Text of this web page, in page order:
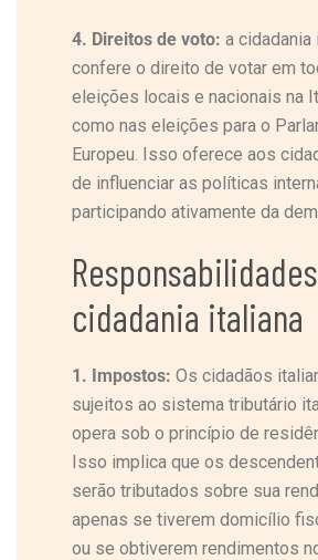
4. Direitos de voto: a cidadania
confere o direito de votar em
eleições locais e nacionais na
como nas eleições para o
Europeu. Isso oferece aos
de influenciar as políticas
participando ativamente da
cidadania italiana
1. Impostos: Os cidadãos
sujeitos ao sistema tributário
opera sob o princípio de
Isso implica que os
serão tributados sobre sua
apenas se tiverem domicílio
ou se obtiverem rendimentos